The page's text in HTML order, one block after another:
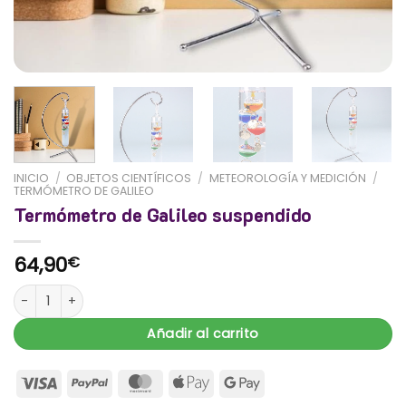
INICIO / OBJETOS CIENTÍFICOS / METEOROLOGÍA Y MEDICIÓN /
TERMÓMETRO DE GALILEO
Termómetro de Galileo suspendido
64,90€
Termómetro de Galileo suspendido cantidad
Añadir al carrito